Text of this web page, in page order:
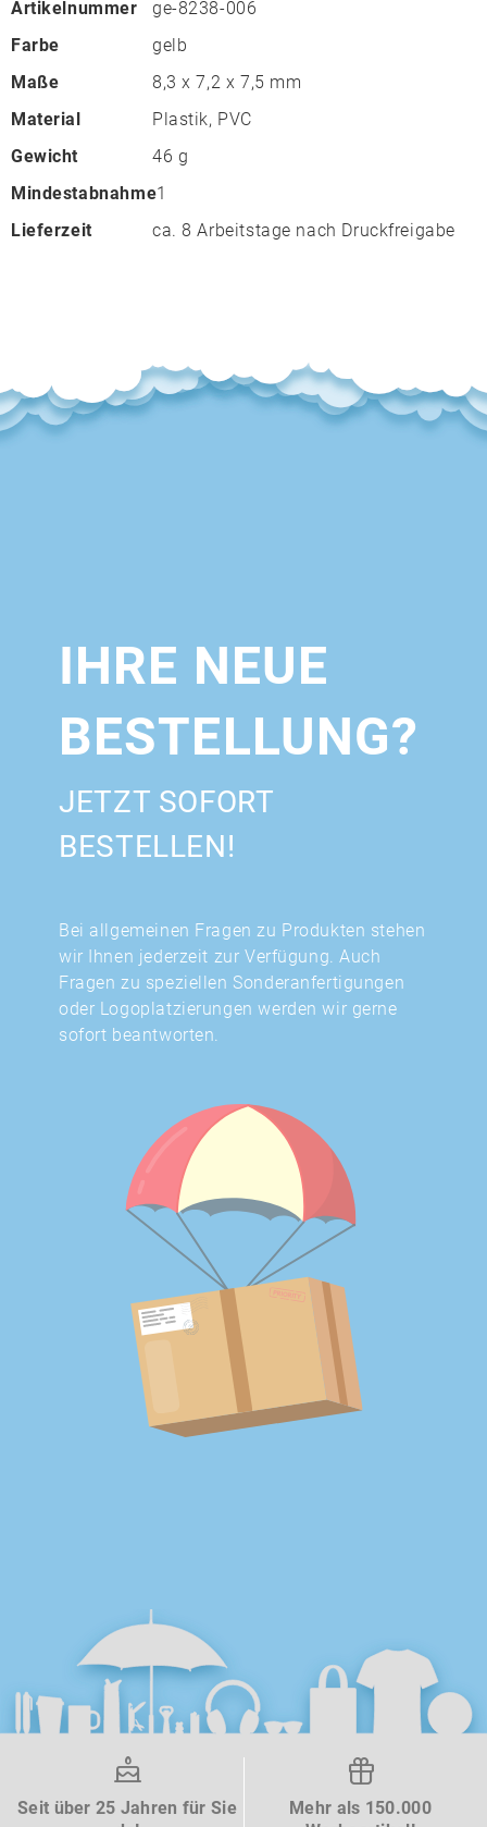
Artikelnummer
ge-8238-006
Farbe
gelb
Maße
8,3 x 7,2 x 7,5 mm
Material
Plastik, PVC
Gewicht
46 g
Mindestabnahme1
Lieferzeit
ca. 8 Arbeitstage nach Druckfreigabe
IHRE NEUE
BESTELLUNG?
JETZT SOFORT
BESTELLEN!
Bei allgemeinen Fragen zu Produkten stehen
wir Ihnen jederzeit zur Verfügung. Auch
Fragen zu speziellen Sonderanfertigungen
oder Logoplatzierungen werden wir gerne
sofort beantworten.
Seit über 25 Jahren für Sie
Mehr als 150.000